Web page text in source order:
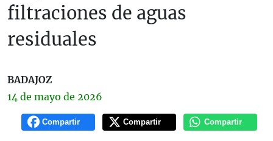
filtraciones de aguas
residuales
BADAJOZ
14 de mayo de 2026
Compartir Compartir Compartir